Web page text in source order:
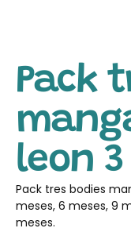
Pack
leon
Pack tres bodies
meses, 6 meses, 9
meses.